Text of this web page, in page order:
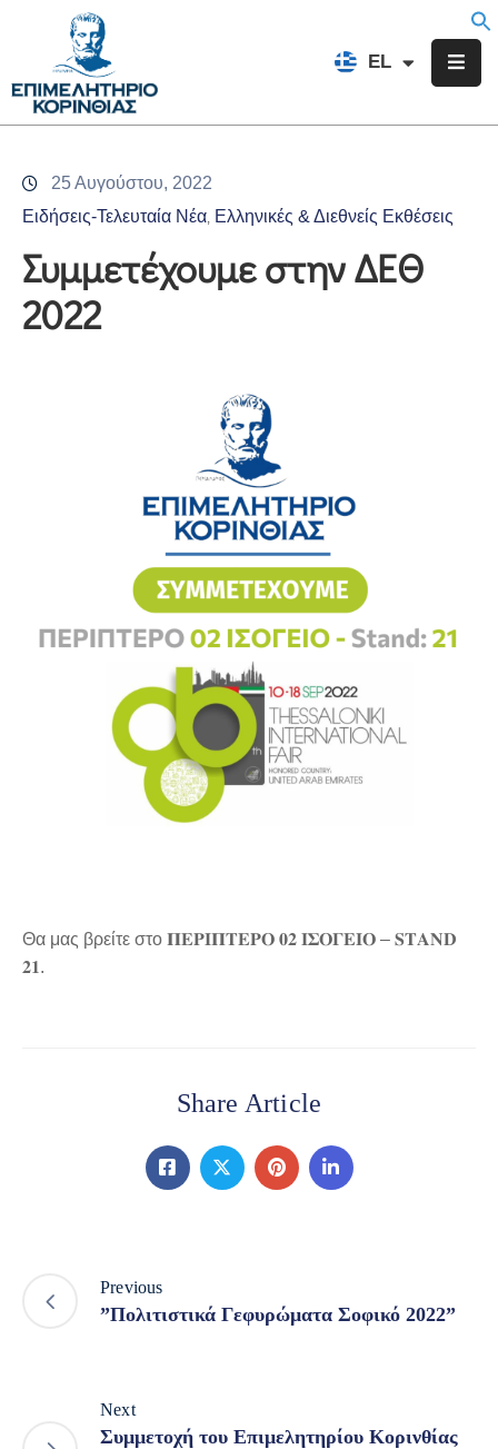
EL
FR
Επιμελητήριο
Υπηρεσίες
Προγράμματα
&
Δράσεις
25 Αυγούστου, 2022
Ειδήσεις-Τελευταία Νέα Ελληνικές & Διεθνείς Εκθέσεις
Συμμετέχουμε στην ΔΕΘ
2022
Θα μας βρείτε στο 𝚷𝚬𝚸𝚰𝚷𝚻𝚬𝚸𝚶 𝟎𝟐 𝚰𝚺𝚶𝚪𝚬𝚰𝚶 – 𝐒𝐓𝐀𝐍𝐃
𝟐𝟏.
Share Article
Previous
”Πολιτιστικά Γεφυρώματα Σοφικό 2022”
Next
Συμμετοχή του Επιμελητηρίου Κορινθίας